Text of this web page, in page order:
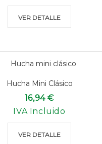
VER DETALLE
Hucha Mini Clásico
16,94 €
IVA Incluido
VER DETALLE